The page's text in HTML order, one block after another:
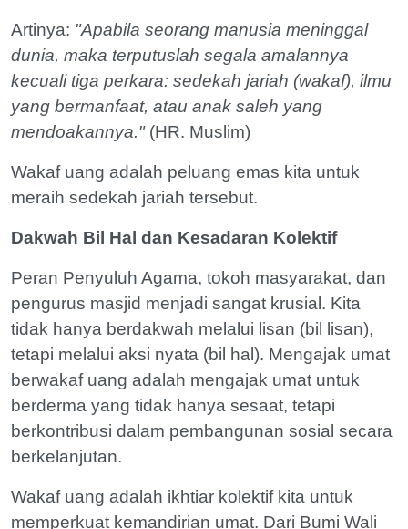
Artinya: "Apabila seorang manusia meninggal
dunia, maka terputuslah segala amalannya
kecuali tiga perkara: sedekah jariah (wakaf), ilmu
yang bermanfaat, atau anak saleh yang
mendoakannya." (HR. Muslim)
Wakaf uang adalah peluang emas kita untuk
meraih sedekah jariah tersebut.
Dakwah Bil Hal dan Kesadaran Kolektif
Peran Penyuluh Agama, tokoh masyarakat, dan
pengurus masjid menjadi sangat krusial. Kita
tidak hanya berdakwah melalui lisan (bil lisan),
tetapi melalui aksi nyata (bil hal). Mengajak umat
berwakaf uang adalah mengajak umat untuk
berderma yang tidak hanya sesaat, tetapi
berkontribusi dalam pembangunan sosial secara
berkelanjutan.
Wakaf uang adalah ikhtiar kolektif kita untuk
memperkuat kemandirian umat. Dari Bumi Wali